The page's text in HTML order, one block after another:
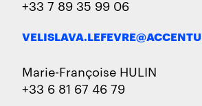
+33 7 89 35 99 06
Marie-Françoise HULIN
+33 6 81 67 46 79